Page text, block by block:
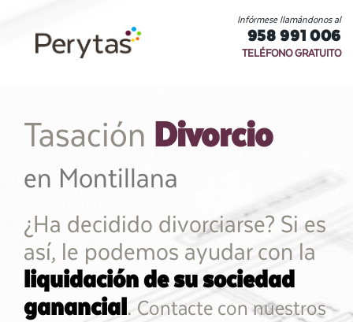
Infórmese llamándonos al
958 991 006
TELÉFONO GRATUITO
Tasación Divorcio
en Montillana
¿Ha decidido divorciarse? Si es
así, le podemos ayudar con la
liquidación de su sociedad
ganancial. Contacte con nuestros